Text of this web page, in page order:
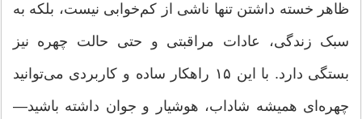
ظاهر خسته داشتن تنها ناشی از کم‌خوابی نیست، بلکه به
سبک زندگی، عادات مراقبتی و حتی حالت چهره نیز
بستگی دارد. با این ۱۵ راهکار ساده و کاربردی می‌توانید
چهره‌ای همیشه شاداب، هوشیار و جوان داشته باشید—